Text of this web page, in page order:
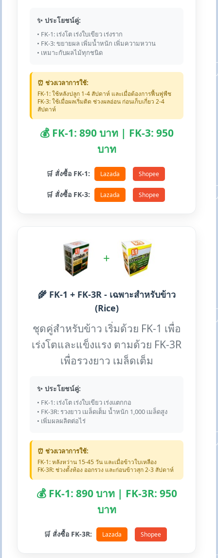
✨ ประโยชน์คู่:
• FK-1: เร่งโต เร่งใบเขียว เร่งราก
• FK-3: ขยายผล เพิ่มน้ำหนัก เพิ่มความหวาน
• เหมาะกับผลไม้ทุกชนิด
⏰ ช่วงเวลาการใช้:
FK-1: ใช้หลังปลูก 1-4 สัปดาห์ และเมื่อต้องการฟื้นฟูพืช
FK-3: ใช้เมื่อผลเริ่มติด ช่วงผลอ่อน ก่อนเก็บเกี่ยว 2-4
สัปดาห์
💰 FK-1: 890 บาท | FK-3: 950
บาท
🛒 สั่งซื้อ FK-1: Lazada Shopee
🛒 สั่งซื้อ FK-3: Lazada Shopee
+
🌾 FK-1 + FK-3R - เฉพาะสำหรับข้าว
(Rice)
ชุดคู่สำหรับข้าว เริ่มด้วย FK-1 เพื่อ
เร่งโตและแข็งแรง ตามด้วย FK-3R
เพื่อรวงยาว เมล็ดเต็ม
✨ ประโยชน์คู่:
• FK-1: เร่งโต เร่งใบเขียว เร่งแตกกอ
• FK-3R: รวงยาว เมล็ดเต็ม น้ำหนัก 1,000 เมล็ดสูง
• เพิ่มผลผลิตต่อไร่
⏰ ช่วงเวลาการใช้:
FK-1: หลังหว่าน 15-45 วัน และเมื่อข้าวใบเหลือง
FK-3R: ช่วงตั้งท้อง ออกรวง และก่อนข้าวสุก 2-3 สัปดาห์
💰 FK-1: 890 บาท | FK-3R: 950
บาท
🛒 สั่งซื้อ FK-3R: Lazada Shopee